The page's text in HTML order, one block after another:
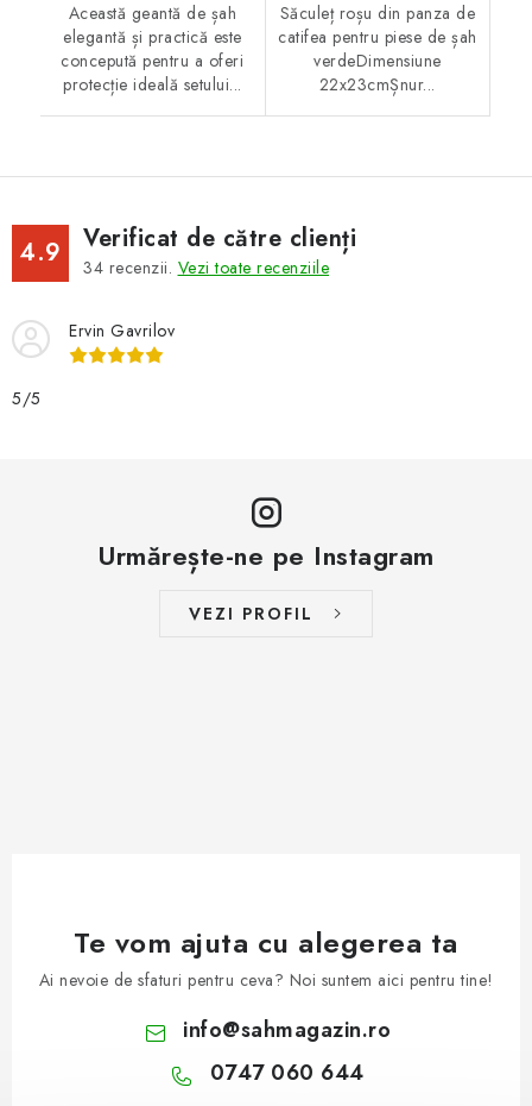
Această geantă de șah
elegantă și practică este
concepută pentru a oferi
protecție ideală setului...
Săculeț roșu din panza de
catifea pentru piese de șah
verdeDimensiune
22x23cmȘnur...
4.9 Verificat de către clienți
34 recenzii. Vezi toate recenziile
Ervin Gavrilov
5/5
Urmărește-ne pe Instagram
VEZI PROFIL
Te vom ajuta cu alegerea ta
Ai nevoie de sfaturi pentru ceva? Noi suntem aici pentru tine!
info@sahmagazin.ro
0747 060 644